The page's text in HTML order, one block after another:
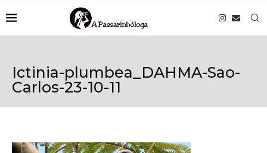
Ictinia-plumbea_DAHMA-Sao-
Carlos-23-10-11